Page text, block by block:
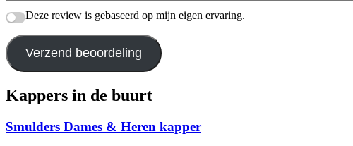
Deze review is gebaseerd op mijn eigen ervaring.
Verzend beoordeling
Kappers in de buurt
Smulders Dames & Heren kapper